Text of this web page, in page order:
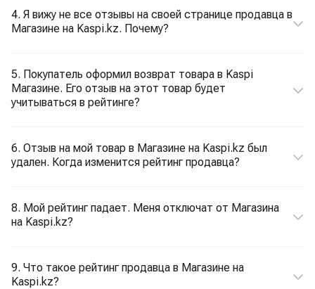
4. Я вижу не все отзывы на своей странице продавца в
Магазине на Kaspi.kz. Почему?
5. Покупатель оформил возврат товара в Kaspi
Магазине. Его отзыв на этот товар будет
учитываться в рейтинге?
6. Отзыв на мой товар в Магазине на Kaspi.kz был
удален. Когда изменится рейтинг продавца?
8. Мой рейтинг падает. Меня отключат от Магазина
на Kaspi.kz?
9. Что такое рейтинг продавца в Магазине на
Kaspi.kz?